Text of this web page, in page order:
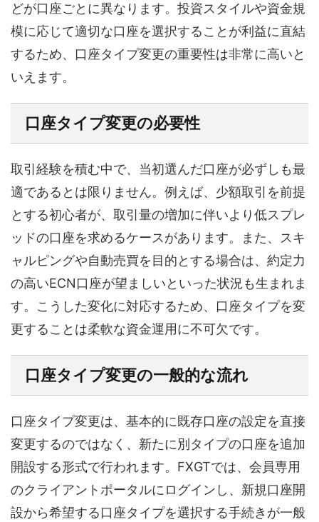
どが口座ごとに異なります。投資スタイルや資金規
模に応じて適切な口座を選択することが利益に直結
するため、口座タイプ変更の重要性は非常に高いと
いえます。
口座タイプ変更の必要性
取引経験を積む中で、当初選んだ口座が必ずしも最
適であるとは限りません。例えば、少額取引を前提
とする初心者が、取引量の増加に伴いより低スプレ
ッドの口座を求めるケースがあります。また、スキ
ャルピングや自動売買を目的とする場合は、約定力
の高いECN口座が望ましいといった状況も生まれま
す。こうした変化に対応するため、口座タイプを変
更することは柔軟な資金運用に不可欠です。
口座タイプ変更の一般的な流れ
口座タイプ変更は、基本的に既存口座の設定を直接
変更するのではなく、新たに別タイプの口座を追加
開設する形式で行われます。FXGTでは、会員専用
のクライアントポータルにログインし、新規口座開
設から希望する口座タイプを選択する手続きが一般